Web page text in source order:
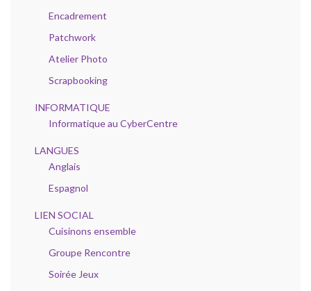
Encadrement
Patchwork
Atelier Photo
Scrapbooking
INFORMATIQUE
Informatique au CyberCentre
LANGUES
Anglais
Espagnol
LIEN SOCIAL
Cuisinons ensemble
Groupe Rencontre
Soirée Jeux